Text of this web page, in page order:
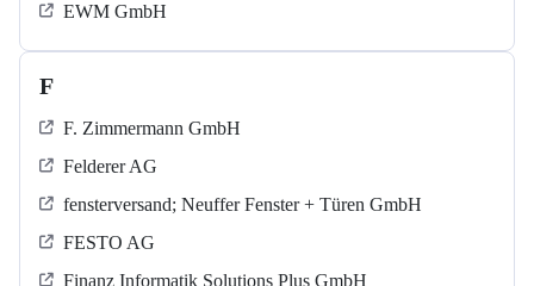
EWM GmbH
F
F. Zimmermann GmbH
Felderer AG
fensterversand; Neuffer Fenster + Türen GmbH
FESTO AG
Finanz Informatik Solutions Plus GmbH